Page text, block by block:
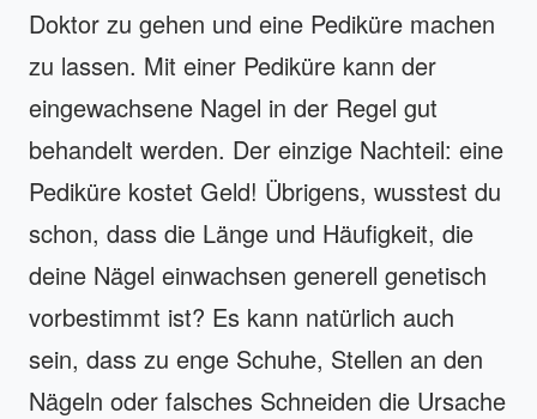
Doktor zu gehen und eine Pediküre machen
zu lassen. Mit einer Pediküre kann der
eingewachsene Nagel in der Regel gut
behandelt werden. Der einzige Nachteil: eine
Pediküre kostet Geld! Übrigens, wusstest du
schon, dass die Länge und Häufigkeit, die
deine Nägel einwachsen generell genetisch
vorbestimmt ist? Es kann natürlich auch
sein, dass zu enge Schuhe, Stellen an den
Nägeln oder falsches Schneiden die Ursache